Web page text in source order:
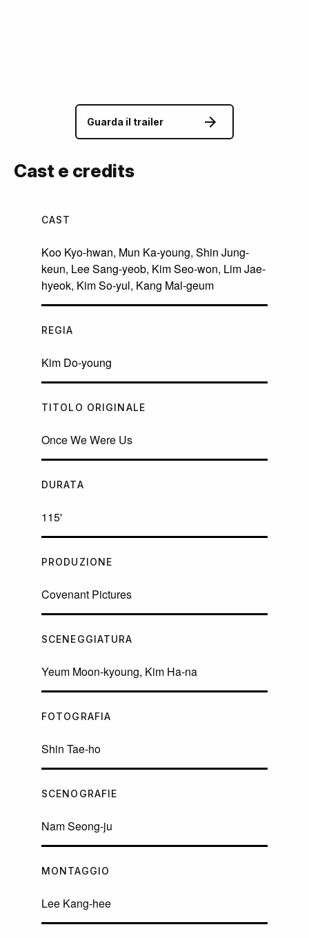
Guarda il trailer
Cast e credits
CAST
Koo Kyo-hwan, Mun Ka-young, Shin Jung-
keun, Lee Sang-yeob, Kim Seo-won, Lim Jae-
hyeok, Kim So-yul, Kang Mal-geum
REGIA
Kim Do-young
TITOLO ORIGINALE
Once We Were Us
DURATA
115'
PRODUZIONE
Covenant Pictures
SCENEGGIATURA
Yeum Moon-kyoung, Kim Ha-na
FOTOGRAFIA
Shin Tae-ho
SCENOGRAFIE
Nam Seong-ju
MONTAGGIO
Lee Kang-hee